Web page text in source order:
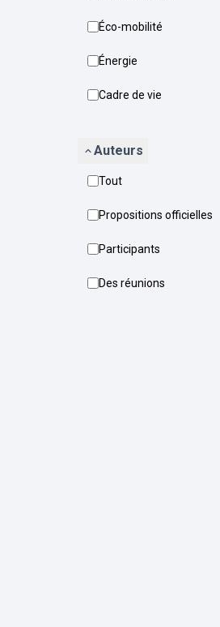
Éco-mobilité
Énergie
Cadre de vie
Auteurs
Tout
Propositions officielles
Participants
Des réunions